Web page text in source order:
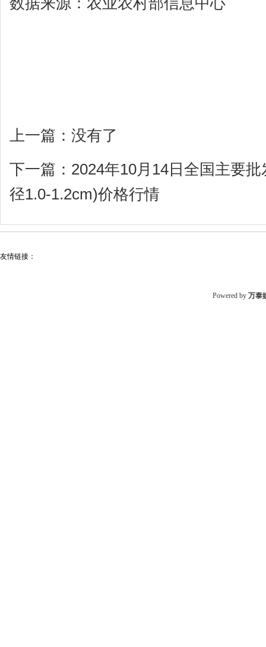
上一篇：没有了
下一篇： 2024年10月14日全国主要
径1.0-1.2cm)价格行情
友情链接：
Powered by 万泰